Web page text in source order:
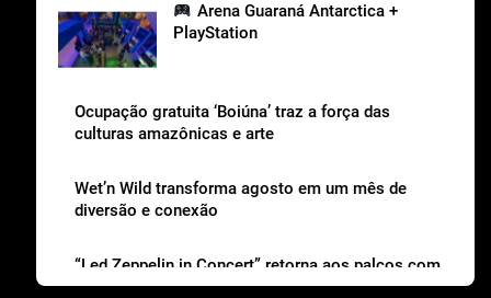
Arena Guaraná Antarctica +
PlayStation
Ocupação gratuita ‘Boiúna’ traz a força das
culturas amazônicas e arte
Wet’n Wild transforma agosto em um mês de
diversão e conexão
“Led Zeppelin in Concert” retorna aos palcos com
a Nova Orquestra